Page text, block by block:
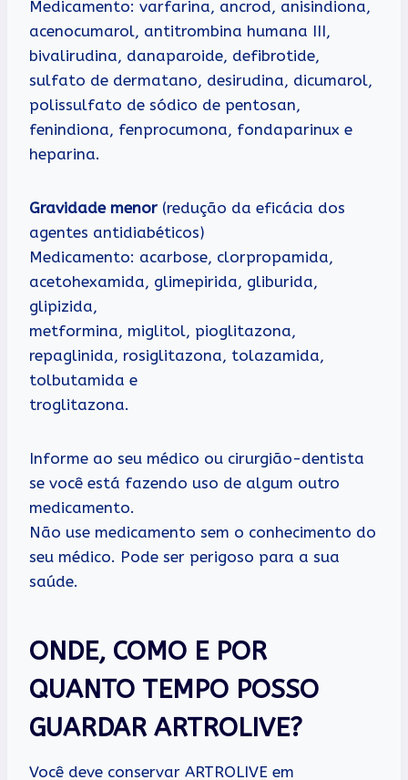
Medicamento: varfarina, ancrod, anisindiona,
acenocumarol, antitrombina humana III,
bivalirudina, danaparoide, defibrotide,
sulfato de dermatano, desirudina, dicumarol,
polissulfato de sódico de pentosan,
fenindiona, fenprocumona, fondaparinux e
heparina.
Gravidade menor (redução da eficácia dos
agentes antidiabéticos)
Medicamento: acarbose, clorpropamida,
acetohexamida, glimepirida, gliburida,
glipizida,
metformina, miglitol, pioglitazona,
repaglinida, rosiglitazona, tolazamida,
tolbutamida e
troglitazona.
Informe ao seu médico ou cirurgião-dentista
se você está fazendo uso de algum outro
medicamento.
Não use medicamento sem o conhecimento do
seu médico. Pode ser perigoso para a sua
saúde.
ONDE, COMO E POR
QUANTO TEMPO POSSO
GUARDAR ARTROLIVE?
Você deve conservar ARTROLIVE em